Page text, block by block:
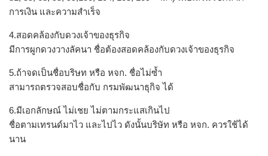
การเงิน และความสำเร็จ
4.สอดคล้องกับดวงเจ้าของธุรกิจ
มีการผูกดวงวางลัคนา ชื่อต้องสอดคล้องกับดวงเจ้าของธุรกิจ
5.ถ้าจดเป็นชื่อบริษท หรือ หจก. ชื่อไม่ซ้ำ
สามารถตรวจสอบชื่อกับ กรมพัฒนาธุกิจ ได้
6.มีเอกลักษณ์ ไม่เชย ไม่ตามกระแสเกินไป
ชื่อตามเทรนด์มาไว และไปไว ดังนั้นบริษัท หรือ หจก. ควรใช้ได้
นาน